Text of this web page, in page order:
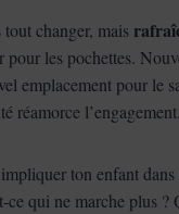
changer, mais
les pochettes.
emplacement pour le
réamorce l’engagement.
ton enfant
ce qui ne marche plus ?